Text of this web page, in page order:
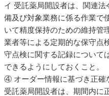
イ 受託薬局開設者は、関連
備及び対象業務に係る作業で
いて精度保持のための維持管
業者等による定期的な保守点
守点検に関する記録について
できるようにしておくこと。
④ オーダー情報に基づき正確
受託薬局開設者は、期間内に